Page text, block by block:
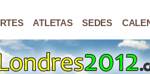
ATLETAS SEDES